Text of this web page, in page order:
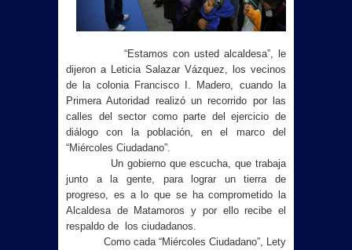
“Estamos con usted alcaldesa”, le
dijeron a Leticia Salazar Vázquez, los vecinos
de la colonia Francisco I. Madero, cuando la
Primera Autoridad realizó un recorrido por las
calles del sector como parte del ejercicio de
diál ogo con la población, en el marco del
“Miércoles Ciudadano”.
Un gobierno que escucha, que trabaja
junto a la gente, para lograr un tierra de
progreso, es a lo que se ha comprometido la
Alcaldesa de Matamoros y por ello recibe el
respaldo de los ciudadanos.
Como cada “Miércoles Ciudadano”, Lety